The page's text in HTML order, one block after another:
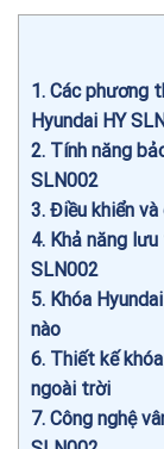
1 Các phương
Hyundai HY
2 Tính năng
SLN002
3 Điều khiển
4 Khả năng
SLN002
5 Khóa
nào
6 Thiết kế
ngoài trời
7 Công nghệ